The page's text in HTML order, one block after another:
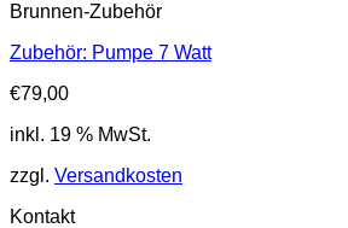
Brunnen-Zubehör
Zubehör: Pumpe 7 Watt
€79,00
inkl. 19 % MwSt.
zzgl. Versandkosten
Kontakt